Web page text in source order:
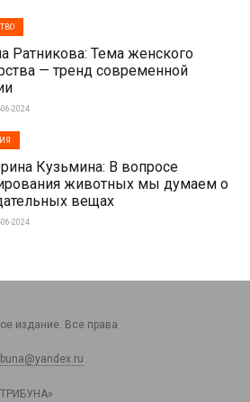
Ратникова: Тема женского
— тренд современной
2024
Кузьмина: В вопросе
животных мы думаем о
вещах
2024
издание. Все права